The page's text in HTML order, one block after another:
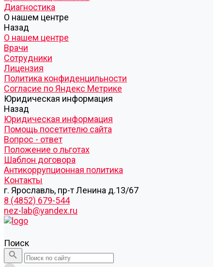
Диагностика
О нашем центре
Назад
О нашем центре
Врачи
Сотрудники
Лицензия
Политика конфиденцильности
Согласие по Яндекс Метрике
Юридическая информация
Назад
Юридическая информация
Помощь посетителю сайта
Вопрос - ответ
Положение о льготах
Шаблон договора
Антикоррупционная политика
Контакты
г. Ярославль, пр-т Ленина д.13/67
8 (4852) 679-544
nez-lab@yandex.ru
Поиск